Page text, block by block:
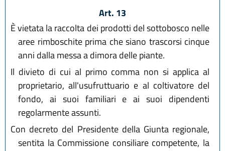
Art. 13
È vietata la raccolta dei prodotti del sottobosco nelle
aree rimboschite prima che siano trascorsi cinque
anni dalla messa a dimora delle piante.
Il divieto di cui al primo comma non si applica al
proprietario, all'usufruttuario e al coltivatore del
fondo, ai suoi familiari e ai suoi dipendenti
regolarmente assunti.
Con decreto del Presidente della Giunta regionale,
sentita la Commissione consiliare competente, la